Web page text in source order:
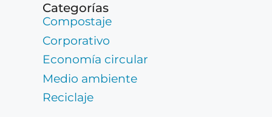
Categorías
Compostaje
Corporativo
Economía circular
Medio ambiente
Reciclaje